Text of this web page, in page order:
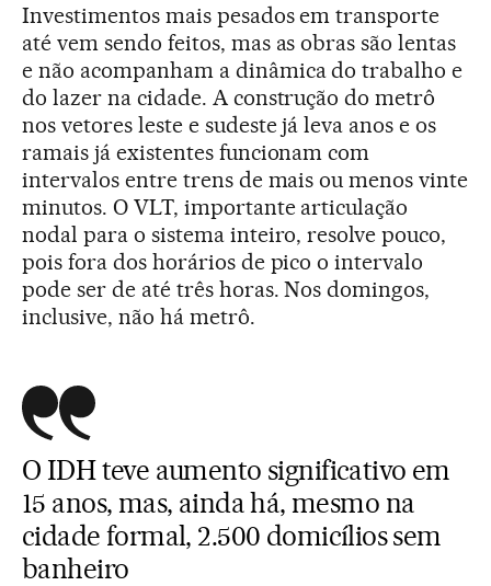
Investimentos mais pesados em transporte
até vem sendo feitos, mas as obras são lentas
e não acompanham a dinâmica do trabalho e
do lazer na cidade. A construção do metrô
nos vetores leste e sudeste já leva anos e os
ramais já existentes funcionam com
intervalos entre trens de mais ou menos vinte
minutos. O VLT, importante articulação
nodal para o sistema inteiro, resolve pouco,
pois fora dos horários de pico o intervalo
pode ser de até três horas. Nos domingos,
inclusive, não há metrô.
O IDH teve aumento significativo em
15 anos, mas, ainda há, mesmo na
cidade formal, 2.500 domicílios sem
banheiro